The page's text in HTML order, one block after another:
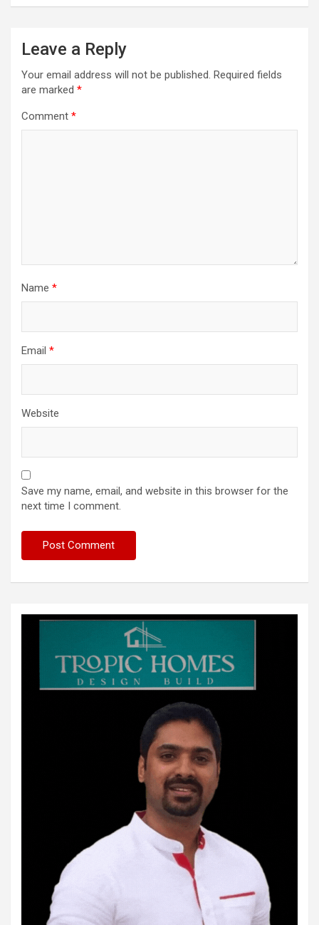
Leave a Reply
Your email address will not be published. Required fields
are marked *
Comment *
Name *
Email *
Website
Save my name, email, and website in this browser for the
next time I comment.